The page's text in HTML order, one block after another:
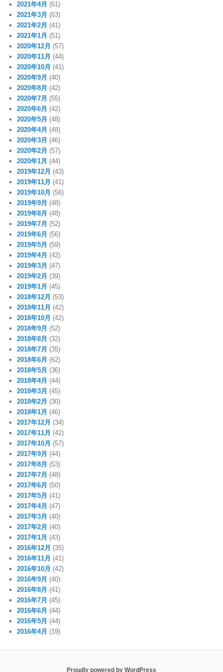
2021年4月 (61)
2021年3月 (63)
2021年2月 (41)
2021年1月 (51)
2020年12月 (57)
2020年11月 (44)
2020年10月 (41)
2020年9月 (40)
2020年8月 (42)
2020年7月 (55)
2020年6月 (42)
2020年5月 (48)
2020年4月 (48)
2020年3月 (46)
2020年2月 (57)
2020年1月 (44)
2019年12月 (43)
2019年11月 (41)
2019年10月 (56)
2019年9月 (48)
2019年8月 (48)
2019年7月 (52)
2019年6月 (56)
2019年5月 (59)
2019年4月 (42)
2019年3月 (47)
2019年2月 (39)
2019年1月 (45)
2018年12月 (53)
2018年11月 (42)
2018年10月 (42)
2018年9月 (52)
2018年8月 (32)
2018年7月 (35)
2018年6月 (62)
2018年5月 (36)
2018年4月 (44)
2018年3月 (45)
2018年2月 (30)
2018年1月 (46)
2017年12月 (34)
2017年11月 (42)
2017年10月 (57)
2017年9月 (44)
2017年8月 (53)
2017年7月 (48)
2017年6月 (50)
2017年5月 (41)
2017年4月 (47)
2017年3月 (40)
2017年2月 (40)
2017年1月 (43)
2016年12月 (35)
2016年11月 (41)
2016年10月 (42)
2016年9月 (40)
2016年8月 (41)
2016年7月 (45)
2016年6月 (44)
2016年5月 (44)
2016年4月 (19)
Proudly powered by WordPress